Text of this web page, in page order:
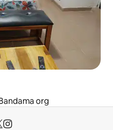
org